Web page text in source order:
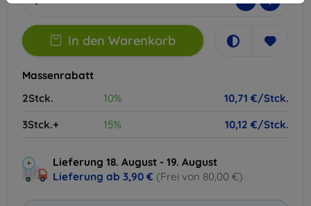
In den Warenkorb
Massenrabatt
2Stck.
10%
10,71 €/Stck.
3Stck.+
15% 10,12 €/Stck.
Lieferung 18. August - 19. August
Lieferung ab 3,90 € (Frei von 80,00 €)